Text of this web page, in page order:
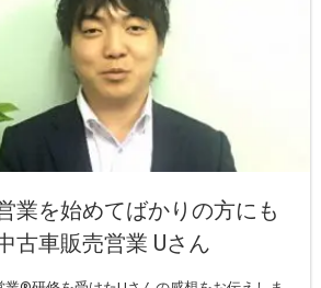
業を始めてばかりの方にも
古車販売営業 Uさん